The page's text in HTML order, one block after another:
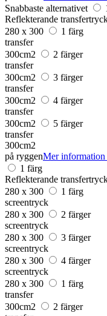
Snabbaste alternativet
Reflekterande
280 x 300
1 färg
transfer
300cm2
2 färger
transfer
300cm2
3 färger
transfer
300cm2
4 färger
transfer
300cm2
5 färger
transfer
300cm2
på ryggenMer
1 färg
Reflekterande
280 x 300
1 färg
screentryck
280 x 300
2 färger
screentryck
280 x 300
3 färger
screentryck
280 x 300
4 färger
screentryck
280 x 300
1 färg
transfer
300cm2
2 färger